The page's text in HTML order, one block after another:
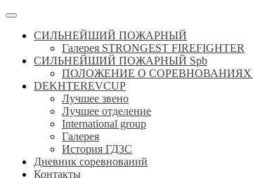
Перейти
содержимому
Меню
СИЛЬНЕЙШИЙ ПОЖАРНЫЙ
Галерея STRONGEST FIREFIGHTER
СИЛЬНЕЙШИЙ ПОЖАРНЫЙ Spb
ПОЛОЖЕНИЕ О
DEKHTEREVCUP
Лучшее звено
Лучшее отделение
International group
Галерея
История ГДЗС
Дневник соревнований
Контакты